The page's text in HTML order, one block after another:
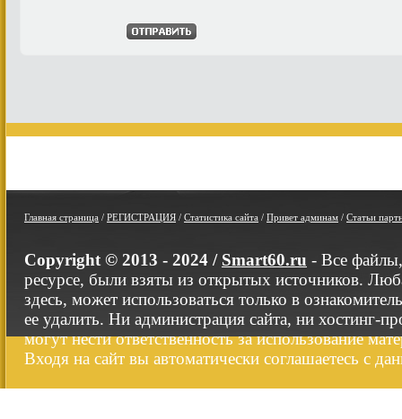
Главная страница / РЕГИСТРАЦИЯ / Статистика сайта / Привет админам / Статьи
Copyright © 2013 - 2024 / Smart60.ru - Все
ресурсе, были взяты из открытых источников.
здесь, может использоваться только в
ее удалить. Ни администрация сайта, ни хостинг-
могут нести ответственность за использование
Входя на сайт вы автоматически соглашаетесь с